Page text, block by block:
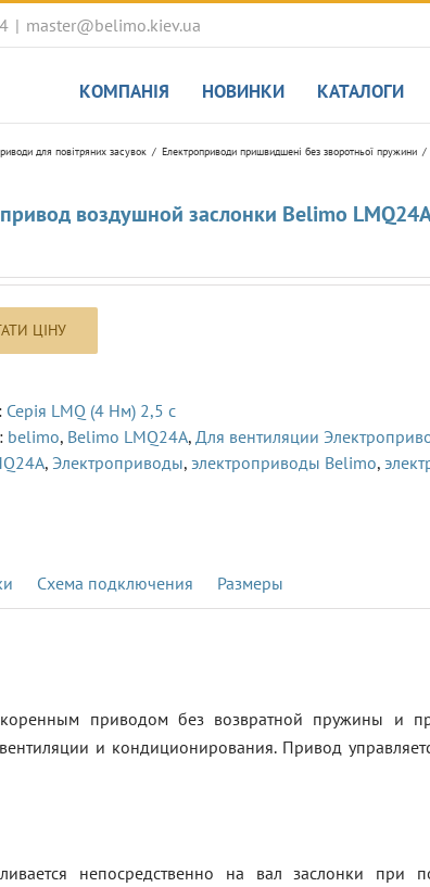
| master@belimo.kiev.ua
КОМПАНІЯ НОВИНКИ КАТАЛОГИ
для повітряних засувок Електроприводи пришвидшені без зворотньої пружини
воздушной заслонки Belimo
Серія LMQ (4 Нм) 2,5 с
belimo, Belimo LMQ24A, Для вентиляции
, Электроприводы, электроприводы Belimo,
Схема подключения Размеры
приводом без возвратной пружины и
и кондиционирования. Привод
непосредственно на вал заслонки при